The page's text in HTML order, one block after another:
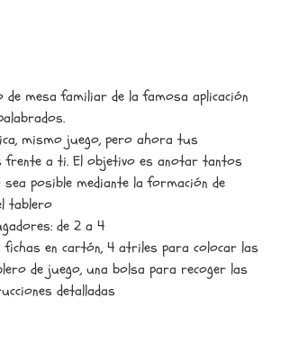
de mesa familiar de la famosa aplicación
mismo juego, pero ahora tus
frente a ti. El objetivo es anotar tantos
posible mediante la formación de
tablero
de 2 a 4
fichas en cartón, 4 atriles para colocar las
de juego, una bolsa para recoger las
detalladas